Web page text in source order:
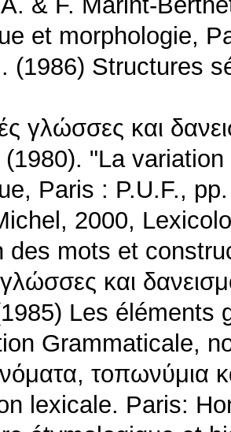
et morphologie,
(1986) Structures
γλώσσες και
"La
Paris : P.U.F.,
2000,
des mots et
και
Les éléments
Grammaticale,
τοπωνύμια
lexicale. Paris: